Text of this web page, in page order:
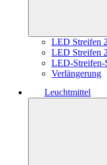
LED Streifen
LED Streifen
LED-Streifen-
Verlängerung
Leuchtmittel